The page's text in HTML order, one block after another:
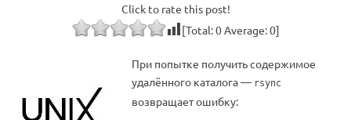
Click to rate this post!
[Total:0Average:0]
При попытке получить содержимое
удалённого каталога — rsync
возвращает ошибку: